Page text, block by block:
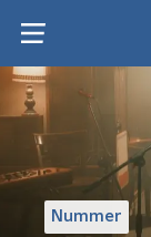
Nummer